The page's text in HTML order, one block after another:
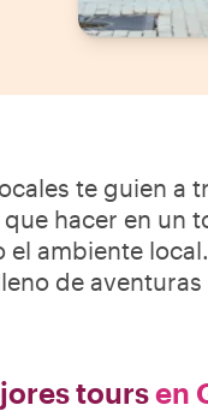
te guien a
hacer en un
ambiente
de
toursen